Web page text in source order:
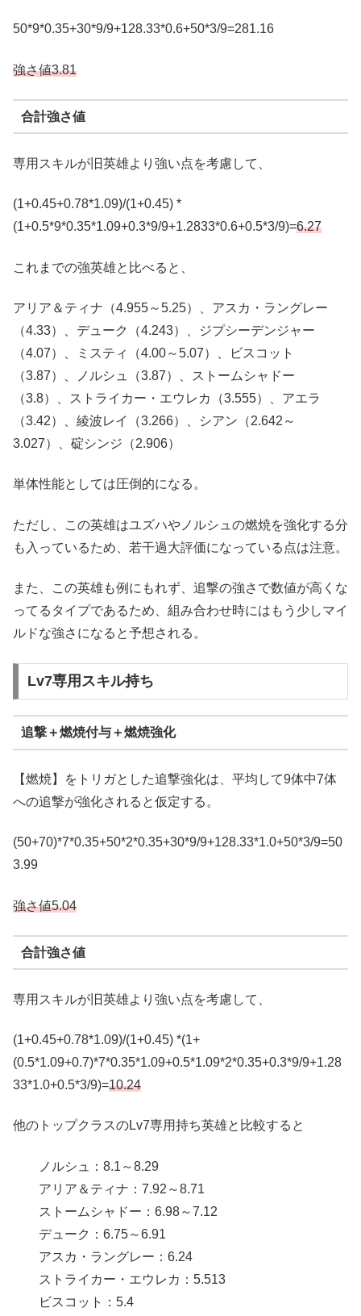
50*9*0.35+30*9/9+128.33*0.6+50*3/9=281.16
強さ値3.81
合計強さ値
専用スキルが旧英雄より強い点を考慮して、
(1+0.45+0.78*1.09)/(1+0.45) *
(1+0.5*9*0.35*1.09+0.3*9/9+1.2833*0.6+0.5*3/9)=6.27
これまでの強英雄と比べると、
アリア＆ティナ（4.955～5.25）、アスカ・ラングレー
（4.33）、デューク（4.243）、ジプシーデンジャー
（4.07）、ミスティ（4.00～5.07）、ビスコット
（3.87）、ノルシュ（3.87）、ストームシャドー
（3.8）、ストライカー・エウレカ（3.555）、アエラ
（3.42）、綾波レイ（3.266）、シアン（2.642～
3.027）、碇シンジ（2.906）
単体性能としては圧倒的になる。
ただし、この英雄はユズハやノルシュの燃焼を強化する分
も入っているため、若干過大評価になっている点は注意。
また、この英雄も例にもれず、追撃の強さで数値が高くな
ってるタイプであるため、組み合わせ時にはもう少しマイ
ルドな強さになると予想される。
Lv7専用スキル持ち
追撃＋燃焼付与＋燃焼強化
【燃焼】をトリガとした追撃強化は、平均して9体中7体
への追撃が強化されると仮定する。
(50+70)*7*0.35+50*2*0.35+30*9/9+128.33*1.0+50*3/9=50
3.99
強さ値5.04
合計強さ値
専用スキルが旧英雄より強い点を考慮して、
(1+0.45+0.78*1.09)/(1+0.45) *(1+
(0.5*1.09+0.7)*7*0.35*1.09+0.5*1.09*2*0.35+0.3*9/9+1.28
33*1.0+0.5*3/9)=10.24
他のトップクラスのLv7専用持ち英雄と比較すると
ノルシュ：8.1～8.29
アリア＆ティナ：7.92～8.71
ストームシャドー：6.98～7.12
デューク：6.75～6.91
アスカ・ラングレー：6.24
ストライカー・エウレカ：5.513
ビスコット：5.4